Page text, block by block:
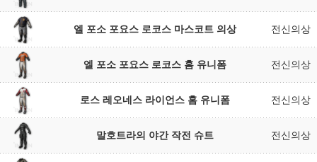
엘 포소 포요스 로코스 마스코트 의상 전신의상
엘 포소 포요스 로코스 홈 유니폼 전신의상
로스 레오네스 라이언스 홈 유니폼 전신의상
말호트라의 야간 작전 슈트 전신의상